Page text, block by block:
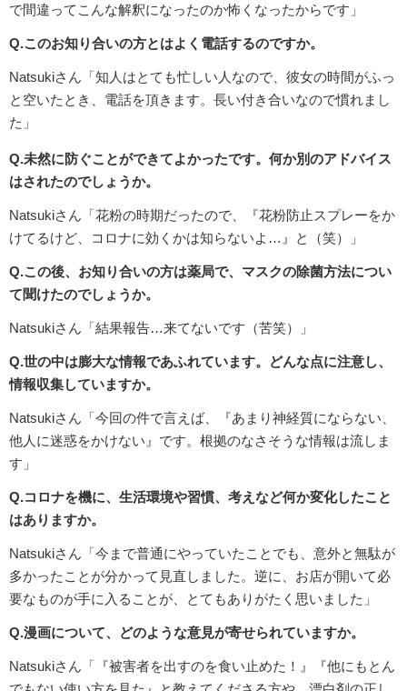
で間違ってこんな解釈になったのか怖くなったからです」
Q.このお知り合いの方とはよく電話するのですか。
Natsukiさん「知人はとても忙しい人なので、彼女の時間がふっ
と空いたとき、電話を頂きます。長い付き合いなので慣れまし
た」
Q.未然に防ぐことができてよかったです。何か別のアドバイス
はされたのでしょうか。
Natsukiさん「花粉の時期だったので、『花粉防止スプレーをか
けてるけど、コロナに効くかは知らないよ…』と（笑）」
Q.この後、お知り合いの方は薬局で、マスクの除菌方法につい
て聞けたのでしょうか。
Natsukiさん「結果報告…来てないです（苦笑）」
Q.世の中は膨大な情報であふれています。どんな点に注意し、
情報収集していますか。
Natsukiさん「今回の件で言えば、『あまり神経質にならない、
他人に迷惑をかけない』です。根拠のなさそうな情報は流しま
す」
Q.コロナを機に、生活環境や習慣、考えなど何か変化したこと
はありますか。
Natsukiさん「今まで普通にやっていたことでも、意外と無駄が
多かったことが分かって見直しました。逆に、お店が開いて必
要なものが手に入ることが、とてもありがたく思いました」
Q.漫画について、どのような意見が寄せられていますか。
Natsukiさん「『被害者を出すのを食い止めた！』『他にもとん